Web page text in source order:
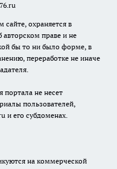
охраняется в
авторском праве и не
бы то ни было форме, в
переработке не иначе
портала не несет
пользователей,
и его субдоменах.
на коммерческой